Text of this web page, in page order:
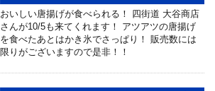
おいしい唐揚げが食べられる！ 四街道 大谷商店
さんが10/5も来てくれます！ アツアツの唐揚げ
を食べたあとはかき氷でさっぱり！ 販売数には
限りがございますので是非！！